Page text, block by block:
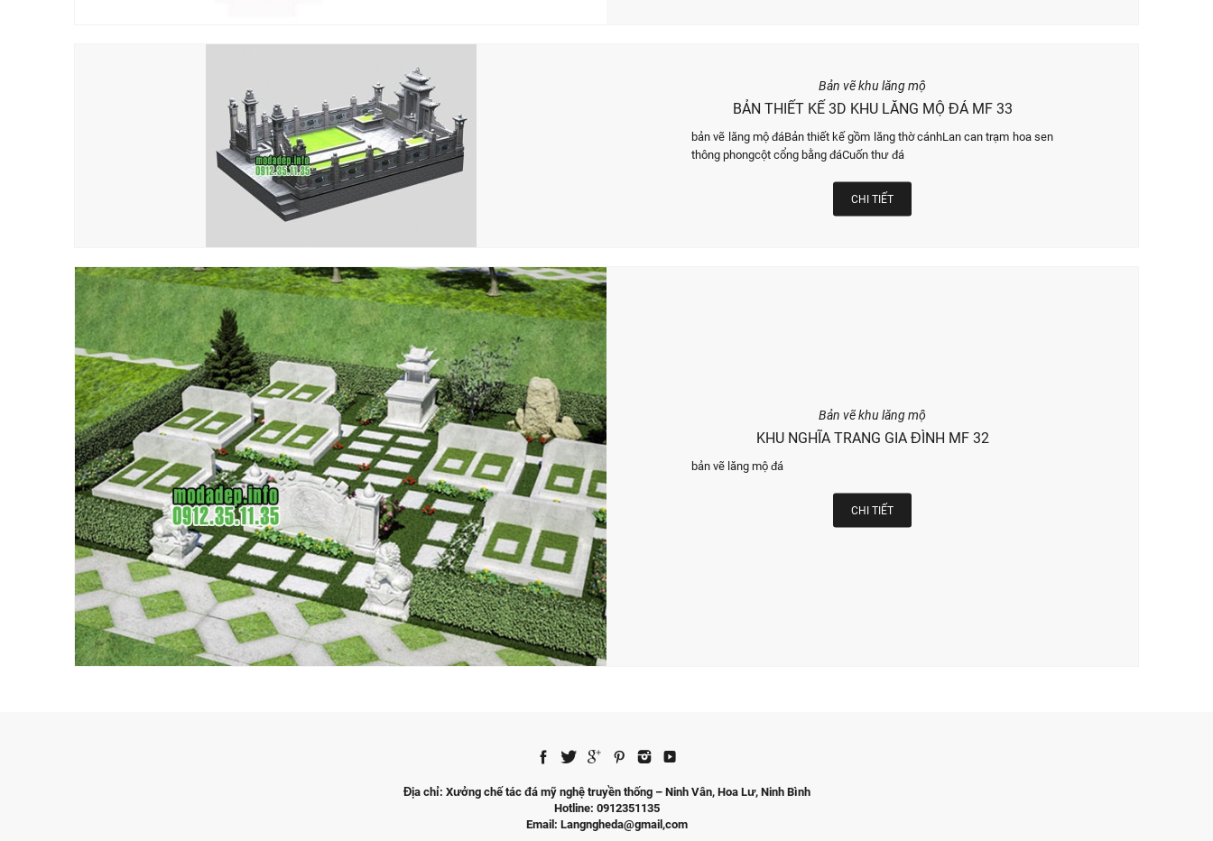
Bản vẽ khu lăng mộ
BẢN THIẾT KẾ 3D KHU LĂNG MỘ ĐÁ MF 33
bản vẽ lăng mộ đáBản thiết kế gồm lăng thờ cánhLan can trạm hoa sen
thông phongcột cổng bằng đáCuốn thư đá
CHI TIẾT
Bản vẽ khu lăng mộ
KHU NGHĨA TRANG GIA ĐÌNH MF 32
bản vẽ lăng mộ đá
CHI TIẾT
Địa chỉ: Xưởng chế tác đá mỹ nghệ truyền thống – Ninh Vân, Hoa Lư, Ninh Bình
Hotline: 0912351135
Email: Langngheda@gmail,com